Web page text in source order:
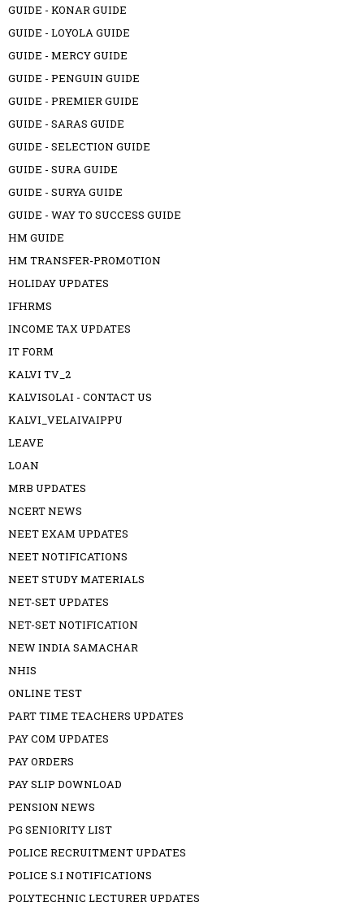
GUIDE - KONAR GUIDE
GUIDE - LOYOLA GUIDE
GUIDE - MERCY GUIDE
GUIDE - PENGUIN GUIDE
GUIDE - PREMIER GUIDE
GUIDE - SARAS GUIDE
GUIDE - SELECTION GUIDE
GUIDE - SURA GUIDE
GUIDE - SURYA GUIDE
GUIDE - WAY TO SUCCESS GUIDE
HM GUIDE
HM TRANSFER-PROMOTION
HOLIDAY UPDATES
IFHRMS
INCOME TAX UPDATES
IT FORM
KALVI TV_2
KALVISOLAI - CONTACT US
KALVI_VELAIVAIPPU
LEAVE
LOAN
MRB UPDATES
NCERT NEWS
NEET EXAM UPDATES
NEET NOTIFICATIONS
NEET STUDY MATERIALS
NET-SET UPDATES
NET-SET NOTIFICATION
NEW INDIA SAMACHAR
NHIS
ONLINE TEST
PART TIME TEACHERS UPDATES
PAY COM UPDATES
PAY ORDERS
PAY SLIP DOWNLOAD
PENSION NEWS
PG SENIORITY LIST
POLICE RECRUITMENT UPDATES
POLICE S.I NOTIFICATIONS
POLYTECHNIC LECTURER UPDATES